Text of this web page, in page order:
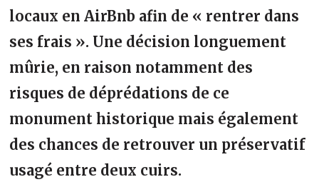
locaux en AirBnb afin de « rentrer dans
ses frais ». Une décision longuement
mûrie, en raison notamment des
risques de déprédations de ce
monument historique mais également
des chances de retrouver un préservatif
usagé entre deux cuirs.